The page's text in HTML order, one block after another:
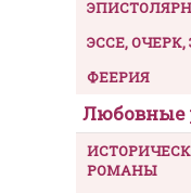
ЭССЕ,
ФЕЕРИЯ
Любовные
РОМАНЫ